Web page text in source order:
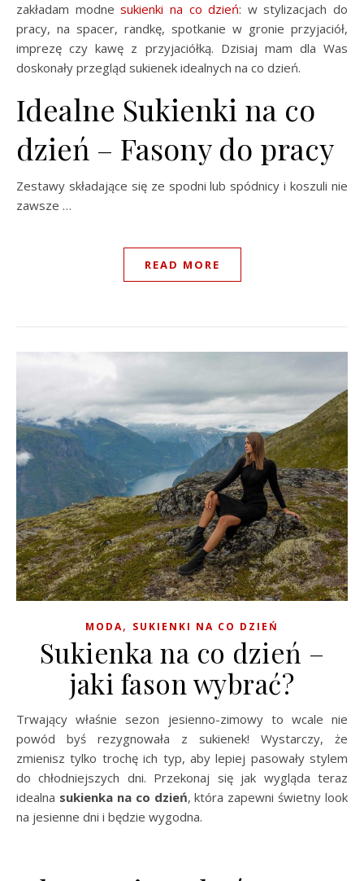
zakładam modnesukienki na co dzień: w stylizacjach do
pracy, na spacer, randkę, spotkanie w gronie przyjaciół,
imprezę czy kawę z przyjaciółką. Dzisiaj mam dla Was
doskonały przegląd sukienek idealnych na co dzień.
Idealne Sukienki na co
dzień – Fasony do pracy
Zestawy składające się ze spodni lub spódnicy i koszuli nie
zawsze …
READ MORE
MODA, SUKIENKI NA CO DZIEŃ
Sukienka na co dzień –
jaki fason wybrać?
Trwający właśnie sezon jesienno-zimowy to wcale nie
powód byś rezygnowała z sukienek! Wystarczy, że
zmienisz tylko trochę ich typ, aby lepiej pasowały stylem
do chłodniejszych dni. Przekonaj się jak wygląda teraz
idealna sukienka na co dzień, która zapewni świetny look
na jesienne dni i będzie wygodna.